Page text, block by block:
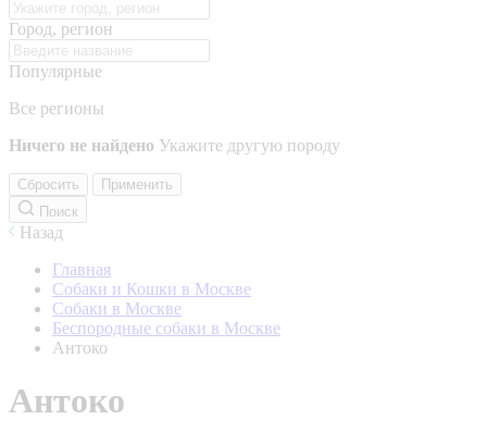
Город, регион
Популярные
Все регионы
Ничего не найдено Укажите другую породу
Сбросить
Применить
Поиск
Назад
Главная
Собаки и Кошки в Москве
Собаки в Москве
Беспородные собаки в Москве
Антоко
Антоко